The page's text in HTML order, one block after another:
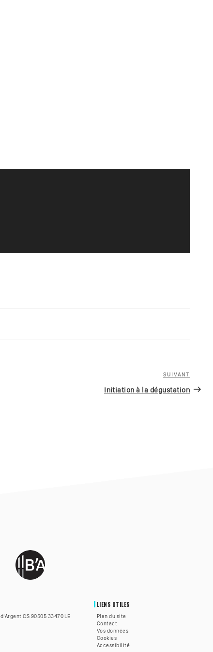
Article
SUIVANT
Initiation à la dégustation
CS 90505 33470 LE
LIENS UTILES
Plan du site
Contact
Vos données
Cookies
Accessibilité